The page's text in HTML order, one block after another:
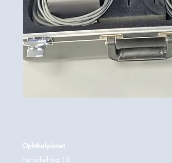
Ophthalplanet
Henschelring 13